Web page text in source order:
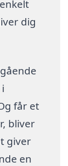
dig
får et
bliver
giver
en